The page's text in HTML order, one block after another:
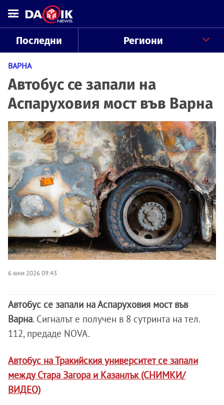
Последни Региони
ВАРНА
Автобус се запали на
Аспаруховия мост във Варна
6 юни 2026 09:43
Автобус се запали на Аспаруховия мост във
Варна. Сигналът е получен в 8 сутринта на тел.
112, предаде NOVA.
Автобус на Тракийския университет се запали
между Стара Загора и Казанлък (СНИМКИ/
ВИДЕО)